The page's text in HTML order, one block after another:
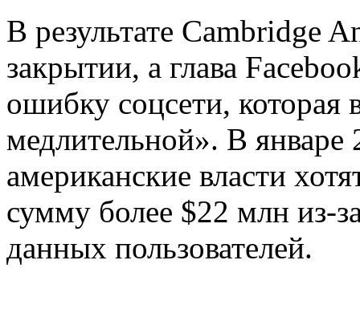
В результате Cambridge
закрытии, а глава
ошибку соцсети, которая
медлительной». В январе
американские власти
сумму более $22 млн из-
данных пользователей.